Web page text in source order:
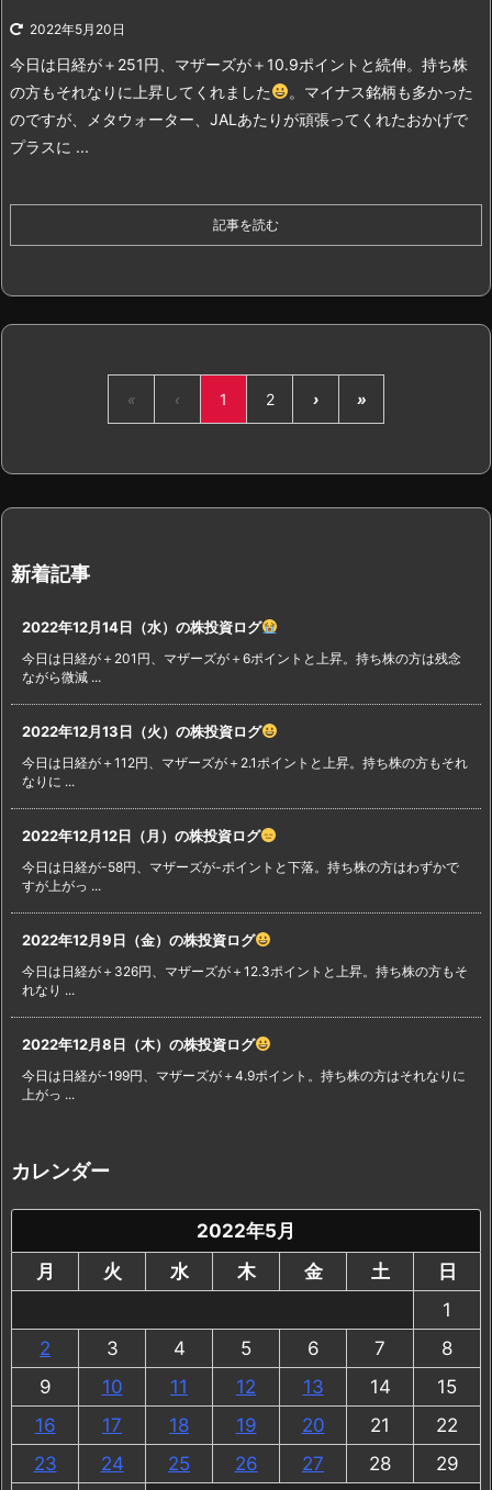
2022年5月20日
今日は日経が＋251円、マザーズが＋10.9ポイントと続伸。持ち株
の方もそれなりに上昇してくれました
。 マイナス銘柄も多かった
のですが、メタウォーター、JALあたりが頑張ってくれたおかげで
プラスに ...
記事を読む
« ‹ 1 2 › »
新着記事
2022年12月14日（水）の株投資ログ
今日は日経が＋201円、マザーズが＋6ポイントと上昇。持ち株の方は残念
ながら微減 ...
2022年12月13日（火）の株投資ログ
今日は日経が＋112円、マザーズが＋2.1ポイントと上昇。持ち株の方もそれ
なりに ...
2022年12月12日（月）の株投資ログ
今日は日経が-58円、マザーズが-ポイントと下落。持ち株の方はわずかで
すが上がっ ...
2022年12月9日（金）の株投資ログ
今日は日経が＋326円、マザーズが＋12.3ポイントと上昇。持ち株の方もそ
れなり ...
2022年12月8日（木）の株投資ログ
今日は日経が-199円、マザーズが＋4.9ポイント。持ち株の方はそれなりに
上がっ ...
カレンダー
2022年5月
月
火 水 木 金 土
日
1
2
3 4 5 6 7
8
9
10 11 12 13 14
15
16
17 18 19 20 21
22
23
24 25 26 27 28
29